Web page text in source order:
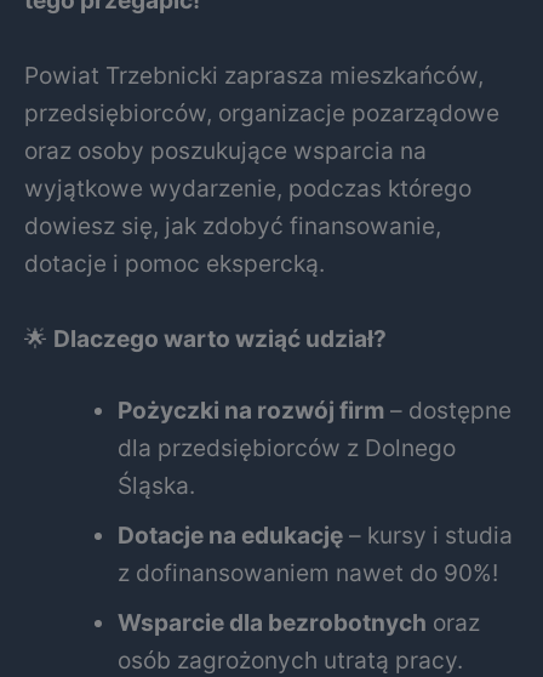
Powiat Trzebnicki zaprasza mieszkańców,
przedsiębiorców, organizacje pozarządowe
oraz osoby poszukujące wsparcia na
wyjątkowe wydarzenie, podczas którego
dowiesz się, jak zdobyć finansowanie,
dotacje i pomoc ekspercką.
🌟 Dlaczego warto wziąć udział?
Pożyczki na rozwój firm – dostępne
dla przedsiębiorców z Dolnego
Śląska.
Dotacje na edukację – kursy i studia
z dofinansowaniem nawet do 90%!
Wsparcie dla bezrobotnych oraz
osób zagrożonych utratą pracy.